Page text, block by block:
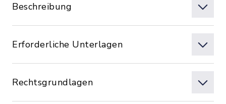
Beschreibung
Erforderliche Unterlagen
Rechtsgrundlagen